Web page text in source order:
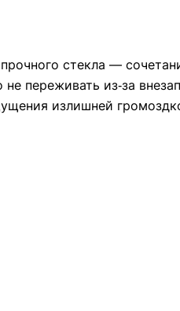
стекла —
переживать из‑за
излишней